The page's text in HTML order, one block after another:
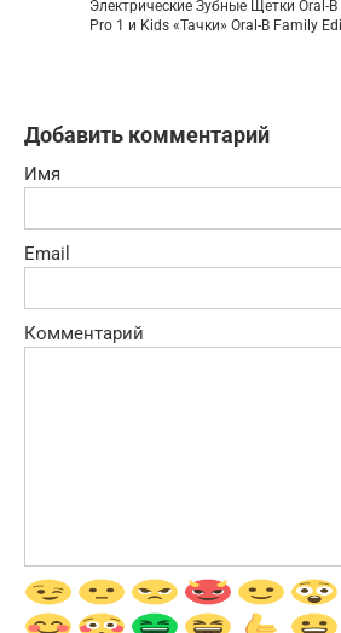
Электрические Зубные Щетки Oral-
Pro 1 и Kids «Тачки» Oral-B Family
Добавить комментарий
Имя
Email
Комментарий